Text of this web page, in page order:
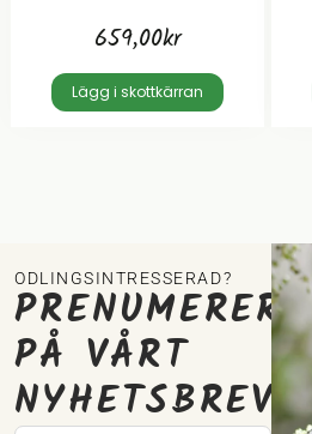
659,00kr
Lägg i skottkärran
ODLINGSINTRESSERAD?
PRENUMERERA
PÅ VÅRT
NYHETSBREV